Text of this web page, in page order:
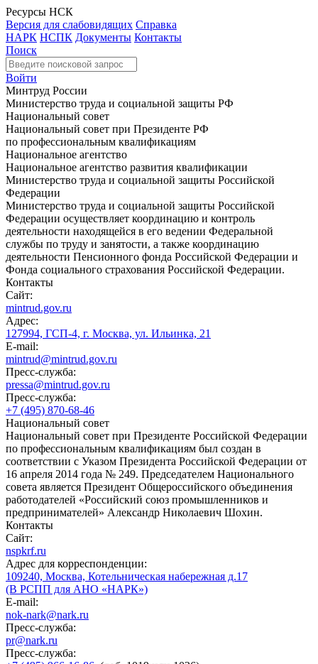
Ресурсы НСК
Версия для слабовидящих Справка
НАРК НСПК Документы Контакты
Поиск
Войти
Минтруд России
Министерство труда и социальной защиты РФ
Национальный совет
Национальный совет при Президенте РФ
по профессиональным квалификациям
Национальное агентство
Национальное агентство развития квалификации
Министерство труда и социальной защиты Российской
Федерации
Министерство труда и социальной защиты Российской
Федерации осуществляет координацию и контроль
деятельности находящейся в его ведении Федеральной
службы по труду и занятости, а также координацию
деятельности Пенсионного фонда Российской Федерации и
Фонда социального страхования Российской Федерации.
Контакты
Сайт:
mintrud.gov.ru
Адрес:
127994, ГСП-4, г. Москва, ул. Ильинка, 21
E-mail:
mintrud@mintrud.gov.ru
Пресс-служба:
pressa@mintrud.gov.ru
Пресс-служба:
+7 (495) 870-68-46
Национальный совет
Национальный совет при Президенте Российской Федерации
по профессиональным квалификациям был создан в
соответствии с Указом Президента Российской Федерации от
16 апреля 2014 года № 249. Председателем Национального
совета является Президент Общероссийского объединения
работодателей «Российский союз промышленников и
предпринимателей» Александр Николаевич Шохин.
Контакты
Сайт:
nspkrf.ru
Адрес для корреспонденции:
109240, Москва, Котельническая набережная д.17
(В РСПП для АНО «НАРК»)
E-mail:
nok-nark@nark.ru
Пресс-служба:
pr@nark.ru
Пресс-служба: